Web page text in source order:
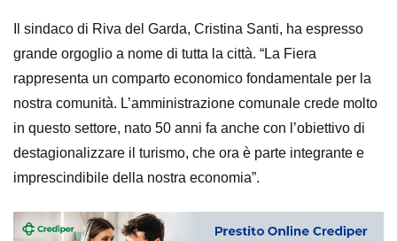
Il sindaco di Riva del Garda, Cristina Santi, ha espresso
grande orgoglio a nome di tutta la città. “La Fiera
rappresenta un comparto economico fondamentale per la
nostra comunità. L’amministrazione comunale crede molto
in questo settore, nato 50 anni fa anche con l’obiettivo di
destagionalizzare il turismo, che ora è parte integrante e
imprescindibile della nostra economia”.